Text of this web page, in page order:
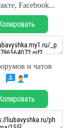
Facebook...
и чатов